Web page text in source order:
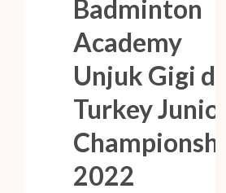
Badminton
Academy
Unjuk Gigi di
Turkey Junior
Championship
2022